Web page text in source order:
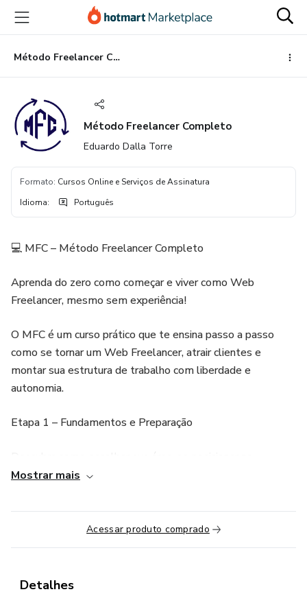
para
conteúdo
principal
para
pagamento
para
rodapé
Método Freelancer Completo
Método Freelancer Completo
Eduardo Dalla Torre
Formato: Cursos Online e Serviços de Assinatura
Idioma: Português
💻 MFC – Método Freelancer Completo
Aprenda do zero como começar e viver como Web
Freelancer, mesmo sem experiência!
O MFC é um curso prático que te ensina passo a passo
como se tornar um Web Freelancer, atrair clientes e
montar sua estrutura de trabalho com liberdade e
autonomia.
Etapa 1 – Fundamentos e Preparação
mercado e preparar sua mentalidade para trabalhar por
Etapa 2 – Ferramentas e Venda
profissional e aplicar técnicas simples para conseguir seus
Mostrar mais
Acessar produto comprado
Detalhes